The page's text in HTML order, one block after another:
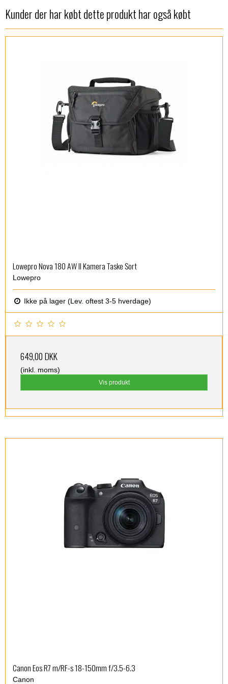
Kunder der har købt dette produkt har også købt
Lowepro Nova 180 AW II Kamera Taske Sort
Lowepro
Ikke på lager (Lev. oftest 3-5 hverdage)
649,00 DKK
(inkl. moms)
Vis produkt
Canon Eos R7 m/RF-s 18-150mm f/3.5-6.3
Canon